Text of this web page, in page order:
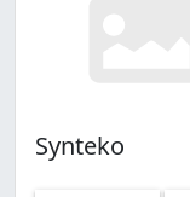
Synteko